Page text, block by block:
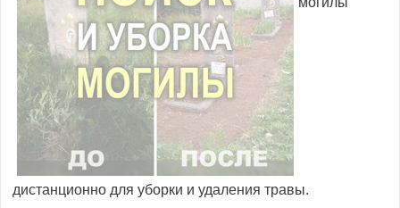
дистанционно для уборки и удаления травы.